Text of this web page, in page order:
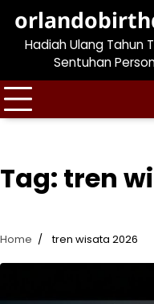
contentHadiah Ulang Tahun
Sentuhan
Tag: tren
Home tren wisata 2026